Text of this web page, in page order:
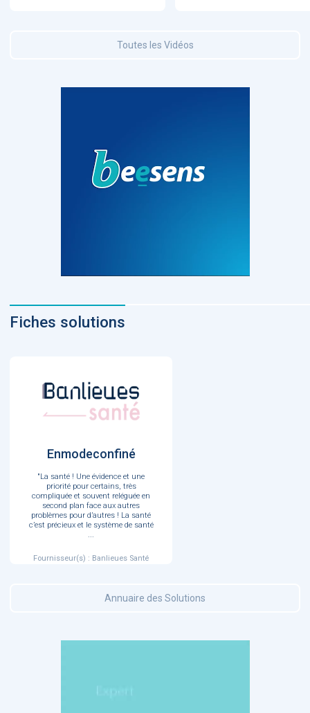
Toutes les Vidéos
Fiches solutions
Enmodeconfiné
"La santé ! Une évidence et une
priorité pour certains, très
compliquée et souvent reléguée en
second plan face aux autres
problèmes pour d’autres ! La santé
c’est précieux et le système de santé
...
Fournisseur(s) : Banlieues Santé
Annuaire des Solutions